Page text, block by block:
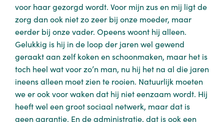
voor haar gezorgd wordt. Voor mijn zus en mij ligt de
zorg dan ook niet zo zeer bij onze moeder, maar
eerder bij onze vader. Opeens woont hij alleen.
Gelukkig is hij in de loop der jaren wel gewend
geraakt aan zelf koken en schoonmaken, maar het is
toch heel wat voor zo’n man, nu hij het na al die jaren
ineens alleen moet zien te rooien. Natuurlijk moeten
we er ook voor waken dat hij niet eenzaam wordt. Hij
heeft wel een groot sociaal netwerk, maar dat is
geen garantie. En de administratie, dat is ook een